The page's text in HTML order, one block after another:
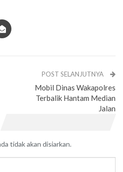
POST SELANJUTNYA
Mobil Dinas Wakapolres
Terbalik Hantam Median
Jalan
tidak akan disiarkan.